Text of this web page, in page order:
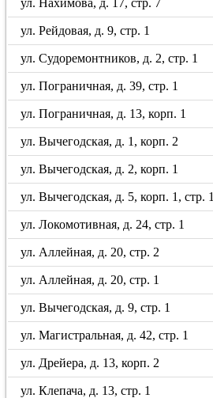
ул. Нахимова, д. 17, стр. 7
ул. Рейдовая, д. 9, стр. 1
ул. Судоремонтников, д. 2, стр. 1
ул. Пограничная, д. 39, стр. 1
ул. Пограничная, д. 13, корп. 1
ул. Вычегодская, д. 1, корп. 2
ул. Вычегодская, д. 2, корп. 1
ул. Вычегодская, д. 5, корп. 1, стр. 1
ул. Локомотивная, д. 24, стр. 1
ул. Аллейная, д. 20, стр. 2
ул. Аллейная, д. 20, стр. 1
ул. Вычегодская, д. 9, стр. 1
ул. Магистральная, д. 42, стр. 1
ул. Дрейера, д. 13, корп. 2
ул. Клепача, д. 13, стр. 1